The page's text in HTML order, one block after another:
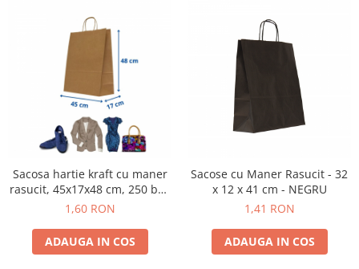
Sacosa hartie kraft cu maner
rasucit, 45x17x48 cm, 250 buc
- NATUR
1,60 RON
ADAUGA IN COS
Sacose cu Maner Rasucit - 32
x 12 x 41 cm - NEGRU
1,41 RON
ADAUGA IN COS